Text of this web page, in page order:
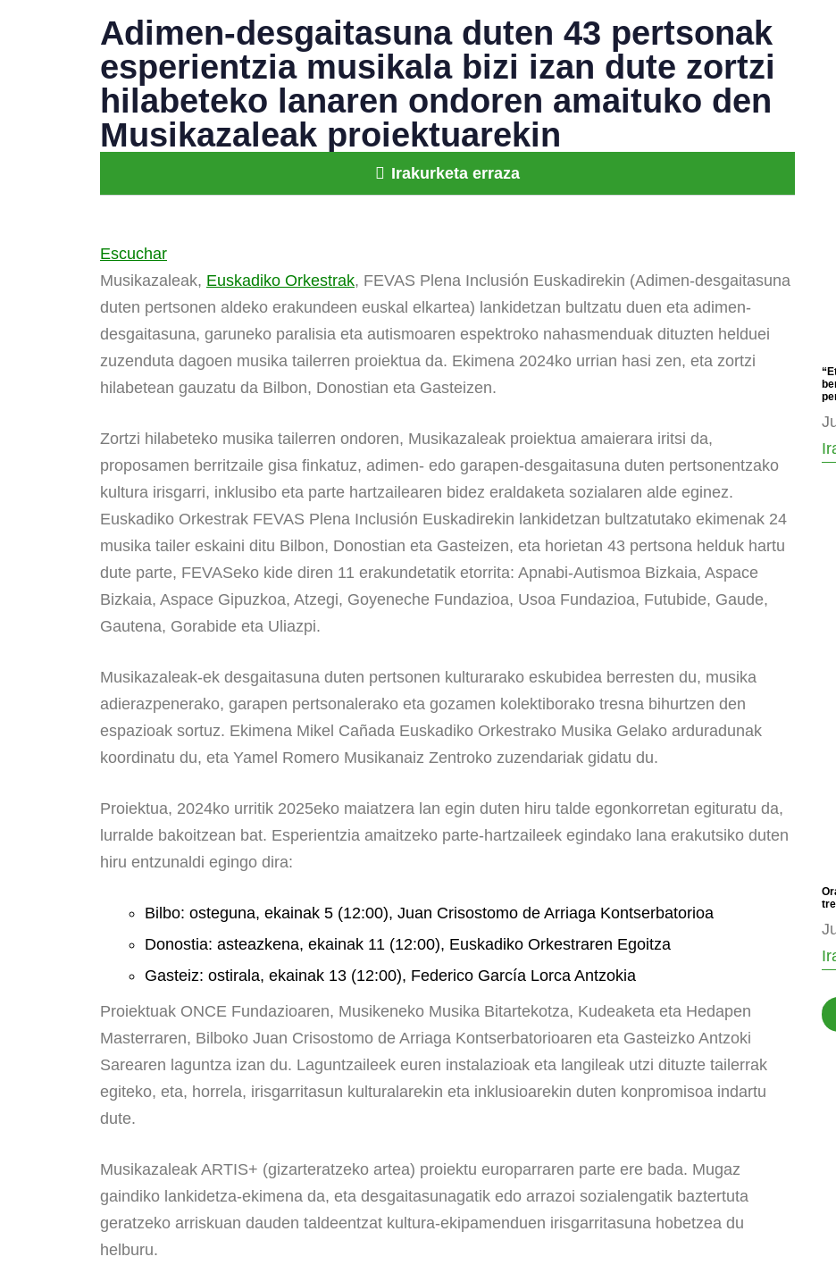
Adimen-desgaitasuna duten 43 pertsonak
esperientzia musikala bizi izan dute zortzi
hilabeteko lanaren ondoren amaituko den
Musikazaleak proiektuarekin
Irakurketa erraza
Escuchar
Musikazaleak, Euskadiko Orkestrak, FEVAS Plena Inclusión Euskadirekin (Adimen-desgaitasuna
duten pertsonen aldeko erakundeen euskal elkartea) lankidetzan bultzatu duen eta adimen-
desgaitasuna, garuneko paralisia eta autismoaren espektroko nahasmenduak dituzten helduei
zuzenduta dagoen musika tailerren proiektua da. Ekimena 2024ko urrian hasi zen, eta zortzi
hilabetean gauzatu da Bilbon, Donostian eta Gasteizen.
Zortzi hilabeteko musika tailerren ondoren, Musikazaleak proiektua amaierara iritsi da,
proposamen berritzaile gisa finkatuz, adimen- edo garapen-desgaitasuna duten pertsonentzako
kultura irisgarri, inklusibo eta parte hartzailearen bidez eraldaketa sozialaren alde eginez.
Euskadiko Orkestrak FEVAS Plena Inclusión Euskadirekin lankidetzan bultzatutako ekimenak 24
musika tailer eskaini ditu Bilbon, Donostian eta Gasteizen, eta horietan 43 pertsona helduk hartu
dute parte, FEVASeko kide diren 11 erakundetatik etorrita: Apnabi-Autismoa Bizkaia, Aspace
Bizkaia, Aspace Gipuzkoa, Atzegi, Goyeneche Fundazioa, Usoa Fundazioa, Futubide, Gaude,
Gautena, Gorabide eta Uliazpi.
Musikazaleak-ek desgaitasuna duten pertsonen kulturarako eskubidea berresten du, musika
adierazpenerako, garapen pertsonalerako eta gozamen kolektiborako tresna bihurtzen den
espazioak sortuz. Ekimena Mikel Cañada Euskadiko Orkestrako Musika Gelako arduradunak
koordinatu du, eta Yamel Romero Musikanaiz Zentroko zuzendariak gidatu du.
Proiektua, 2024ko urritik 2025eko maiatzera lan egin duten hiru talde egonkorretan egituratu da,
lurralde bakoitzean bat. Esperientzia amaitzeko parte-hartzaileek egindako lana erakutsiko duten
hiru entzunaldi egingo dira:
Bilbo: osteguna, ekainak 5 (12:00), Juan Crisostomo de Arriaga Kontserbatorioa
Donostia: asteazkena, ekainak 11 (12:00), Euskadiko Orkestraren Egoitza
Gasteiz: ostirala, ekainak 13 (12:00), Federico García Lorca Antzokia
Proiektuak ONCE Fundazioaren, Musikeneko Musika Bitartekotza, Kudeaketa eta Hedapen
Masterraren, Bilboko Juan Crisostomo de Arriaga Kontserbatorioaren eta Gasteizko Antzoki
Sarearen laguntza izan du. Laguntzaileek euren instalazioak eta langileak utzi dituzte tailerrak
egiteko, eta, horrela, irisgarritasun kulturalarekin eta inklusioarekin duten konpromisoa indartu
dute.
Musikazaleak ARTIS+ (gizarteratzeko artea) proiektu europarraren parte ere bada. Mugaz
gaindiko lankidetza-ekimena da, eta desgaitasunagatik edo arrazoi sozialengatik baztertuta
geratzeko arriskuan dauden taldeentzat kultura-ekipamenduen irisgarritasuna hobetzea du
helburu.